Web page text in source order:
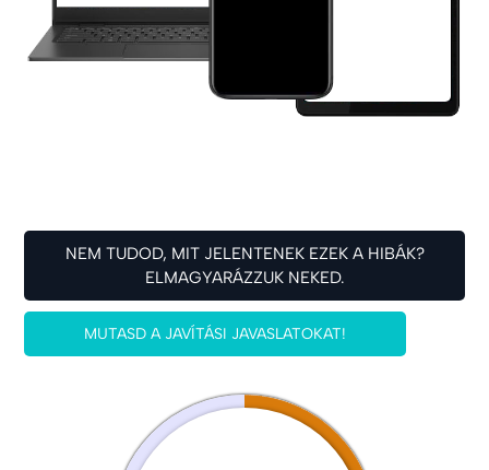
NEM TUDOD, MIT JELENTENEK EZEK A HIBÁK?
ELMAGYARÁZZUK NEKED.
MUTASD A JAVÍTÁSI JAVASLATOKAT!